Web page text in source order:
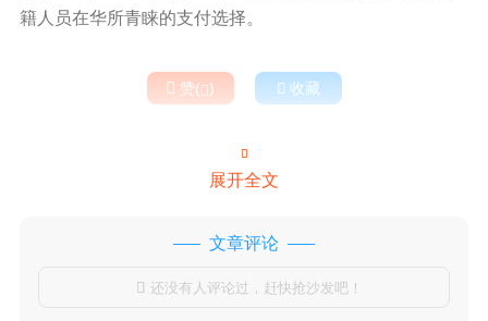
籍人员在华所青睐的支付选择。
 赞()  收藏

展开全文
文章评论
 还没有人评论过，赶快抢沙发吧！